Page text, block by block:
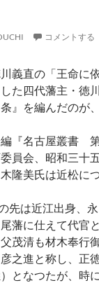
コメントする
義直の「王命に
た四代藩主・徳
』を編んだのが
『名古屋叢書
員会、昭和三十
隆美氏は近松に
は近江出身、
藩に仕えて代官
茂清も材木奉行
之進と称し、正
となつたが、時